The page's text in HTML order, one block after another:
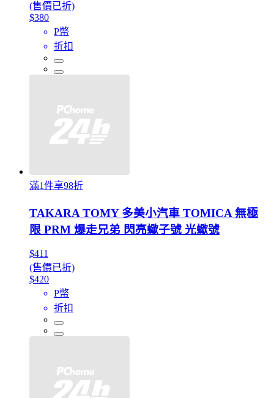
(售價已折)
$380
P幣
折扣
滿1件享98折
TAKARA TOMY 多美小汽車 TOMICA 無極
限 PRM 爆走兄弟 閃亮蠍子號 光蠍號
$411
(售價已折)
$420
P幣
折扣